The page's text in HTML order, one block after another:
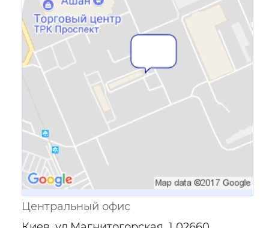
Ссылка для мобильных устройств
Центральный офис